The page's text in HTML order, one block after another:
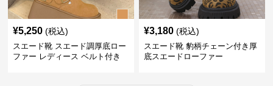
¥5,250 (税込)
スエード靴 スエード調厚底ロー
ファー レディース ベルト付き
¥3,180 (税込)
スエード靴 豹柄チェーン付き厚
底スエードローファー